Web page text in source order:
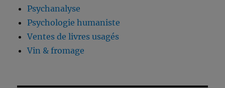
Psychanalyse
Psychologie humaniste
Ventes de livres usagés
Vin & fromage